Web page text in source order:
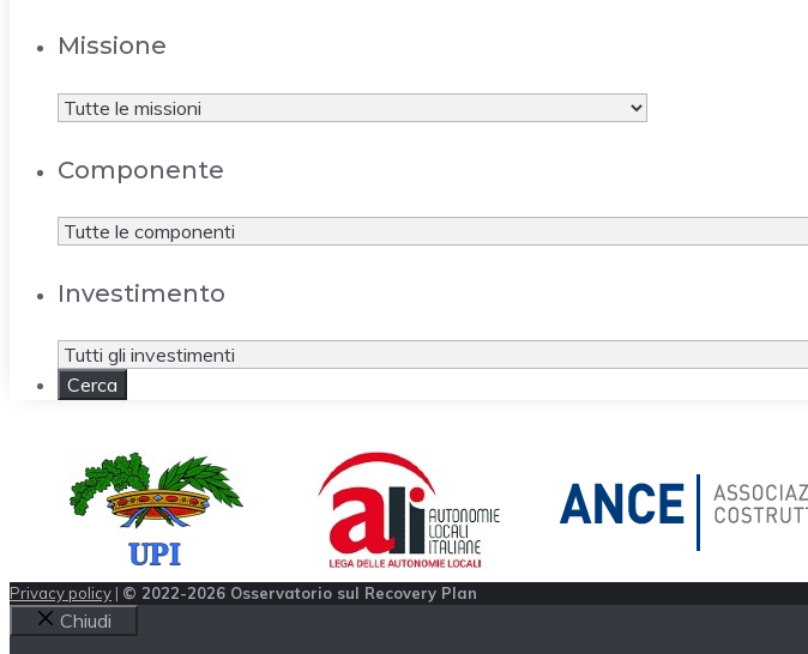
Missione
Componente
Investimento
Privacy policy | © 2022-2026 Osservatorio sul Recovery Plan
Chiudi